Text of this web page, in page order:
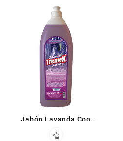
Jabón Lavanda Con
Glicerina 1 L